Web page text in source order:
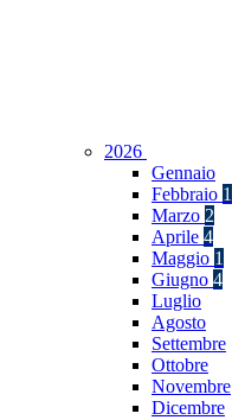
2026
Gennaio
Febbraio 1
Marzo 2
Aprile 4
Maggio 1
Giugno 4
Luglio
Agosto
Settembre
Ottobre
Novembre
Dicembre